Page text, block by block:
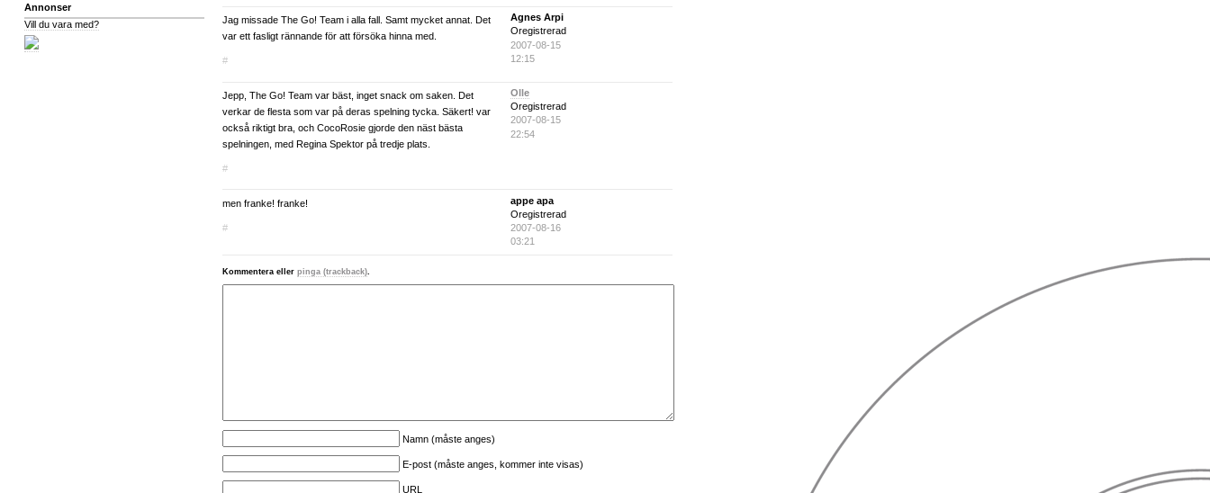
Annonser
Vill du vara med?
Jag missade The Go! Team i alla fall. Samt mycket annat. Det
var ett fasligt rännande för att försöka hinna med.
#
Agnes Arpi
Oregistrerad
2007-08-15
12:15
Jepp, The Go! Team var bäst, inget snack om saken. Det
verkar de flesta som var på deras spelning tycka. Säkert! var
också riktigt bra, och CocoRosie gjorde den näst bästa
spelningen, med Regina Spektor på tredje plats.
#
Olle
Oregistrerad
2007-08-15
22:54
men franke! franke!
#
appe apa
Oregistrerad
2007-08-16
03:21
Kommentera eller pinga (trackback).
Namn (måste anges)
E-post (måste anges, kommer inte visas)
URL